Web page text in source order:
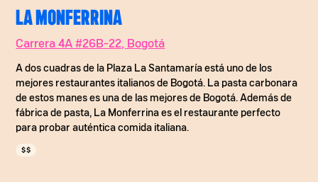
LA MONFERRINA
Carrera 4A #26B-22, Bogotá
A dos cuadras de la Plaza La Santamaría está uno de los
mejores restaurantes italianos de Bogotá. La pasta carbonara
de estos manes es una de las mejores de Bogotá. Además de
fábrica de pasta, La Monferrina es el restaurante perfecto
para probar auténtica comida italiana.
$$